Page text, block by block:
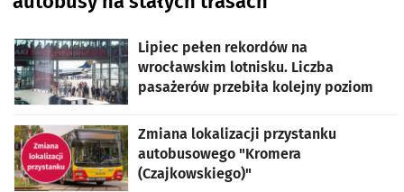
Lipiec pełen rekordów na
wrocławskim lotnisku. Liczba
pasażerów przebiła kolejny poziom
Zmiana lokalizacji przystanku
autobusowego "Kromera
(Czajkowskiego)"